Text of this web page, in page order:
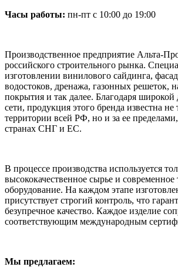
Часы работы: пн-пт с 10:00 до 19:00
Производственное предприятие Альта-
российского строительного рынка.
изготовлении винилового сайдинга,
водостоков, дренажа, газонных решеток,
покрытия и так далее. Благодаря широкой
сети, продукция этого бренда известна не
территории всей РФ, но и за ее
странах СНГ и ЕС.
В процессе производства используется
высококачественное сырье и современное
оборудование. На каждом этапе
присутствует строгий контроль, что
безупречное качество. Каждое изделие
соответствующим международным
Мы предлагаем: